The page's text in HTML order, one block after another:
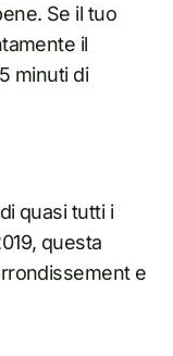
Se il tuo
il
minuti di
quasi tutti i
questa
e